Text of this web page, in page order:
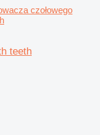
czołowego
teeth